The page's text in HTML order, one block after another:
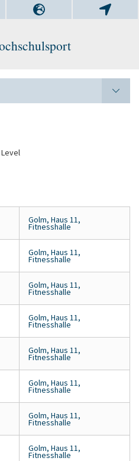
Golm, Haus 11,
Fitnesshalle
Golm, Haus 11,
Fitnesshalle
Golm, Haus 11,
Fitnesshalle
Golm, Haus 11,
Fitnesshalle
Golm, Haus 11,
Fitnesshalle
Golm, Haus 11,
Fitnesshalle
Golm, Haus 11,
Fitnesshalle
Golm, Haus 11,
Fitnesshalle